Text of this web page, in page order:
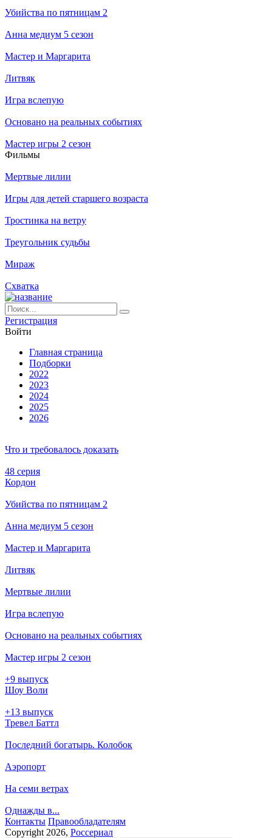
Убийства по пятницам 2
Анна медиум 5 сезон
Мастер и Маргарита
Литвяк
Игра вслепую
Основано на реальных событиях
Мастер игры 2 сезон
Филь­мы
Мертвые лилии
Игры для детей старшего возраста
Тростинка на ветру
Треугольник судьбы
Мираж
Схватка
Ре­ги­ст­ра­ция
Вой­ти
Глав­ная стра­ни­ца
Подборки
2022
2023
2024
2025
2026
Что и требовалось доказать
48 серия
Кордон
Убийства по пятницам 2
Анна медиум 5 сезон
Мастер и Маргарита
Литвяк
Мертвые лилии
Игра вслепую
Основано на реальных событиях
Мастер игры 2 сезон
+9 выпуск
Шоу Воли
+13 выпуск
Тревел Баттл
Последний богатырь. Колобок
Аэропорт
На семи ветрах
Однажды в...
Кон­так­ты Пра­во­об­ла­да­те­лям
Copyright 2026, Россериал